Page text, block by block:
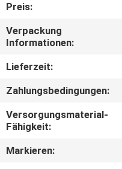
TRETEN
SIE
MIT
UNS
VERBINDUNG
Preis:
Verpackung
Informationen:
Lieferzeit:
Zahlungsbedingungen:
Versorgungsmaterial-
Fähigkeit:
Markieren: